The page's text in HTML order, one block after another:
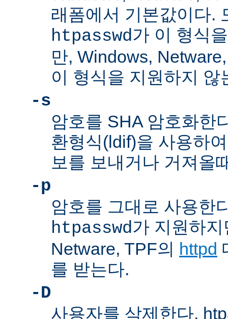
래폼에서 기본값이다.
htpasswd가 이 형식
만, Windows,
이 형식을 지원하지 않
-s
암호를 SHA 암호화한
환형식(ldif)을 사용하
보를 보내거나 거져올
-p
암호를 그대로 사용한
htpasswd가 지원하
Netware, TPF의 httpd
를 받는다.
-D
사용자를 삭제한다.